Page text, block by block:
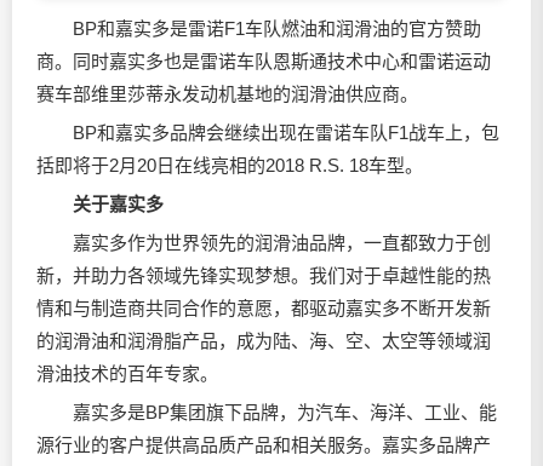
BP和嘉实多是雷诺F1车队燃油和润滑油的官方赞助
商。同时嘉实多也是雷诺车队恩斯通技术中心和雷诺运动
赛车部维里莎蒂永发动机基地的润滑油供应商。
BP和嘉实多品牌会继续出现在雷诺车队F1战车上，包
括即将于2月20日在线亮相的2018 R.S. 18车型。
关于嘉实多
嘉实多作为世界领先的润滑油品牌，一直都致力于创
新，并助力各领域先锋实现梦想。我们对于卓越性能的热
情和与制造商共同合作的意愿，都驱动嘉实多不断开发新
的润滑油和润滑脂产品，成为陆、海、空、太空等领域润
滑油技术的百年专家。
嘉实多是BP集团旗下品牌，为汽车、海洋、工业、能
源行业的客户提供高品质产品和相关服务。嘉实多品牌产